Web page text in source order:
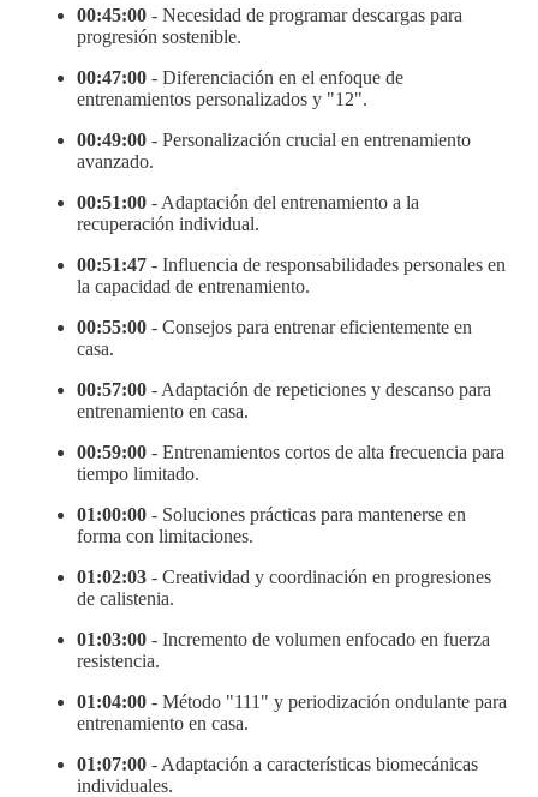
00:45:00 - Necesidad de programar descargas para
progresión sostenible.
00:47:00 - Diferenciación en el enfoque de
entrenamientos personalizados y "12".
00:49:00 - Personalización crucial en entrenamiento
avanzado.
00:51:00 - Adaptación del entrenamiento a la
recuperación individual.
00:51:47 - Influencia de responsabilidades personales en
la capacidad de entrenamiento.
00:55:00 - Consejos para entrenar eficientemente en
casa.
00:57:00 - Adaptación de repeticiones y descanso para
entrenamiento en casa.
00:59:00 - Entrenamientos cortos de alta frecuencia para
tiempo limitado.
01:00:00 - Soluciones prácticas para mantenerse en
forma con limitaciones.
01:02:03 - Creatividad y coordinación en progresiones
de calistenia.
01:03:00 - Incremento de volumen enfocado en fuerza
resistencia.
01:04:00 - Método "111" y periodización ondulante para
entrenamiento en casa.
01:07:00 - Adaptación a características biomecánicas
individuales.